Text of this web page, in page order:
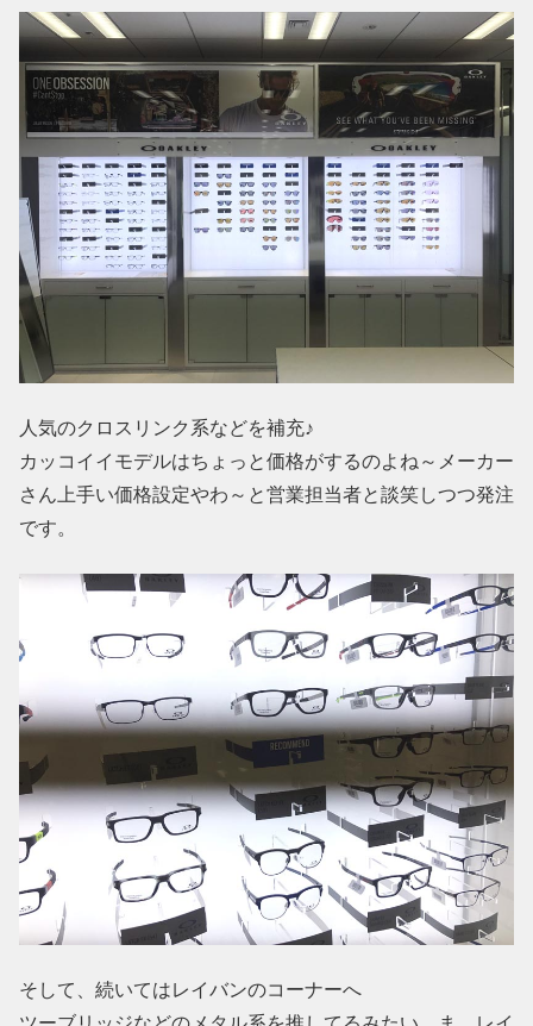
人気のクロスリンク系などを補充♪
カッコイイモデルはちょっと価格がするのよね～メーカー
さん上手い価格設定やわ～と営業担当者と談笑しつつ発注
です。
そして、続いてはレイバンのコーナーへ